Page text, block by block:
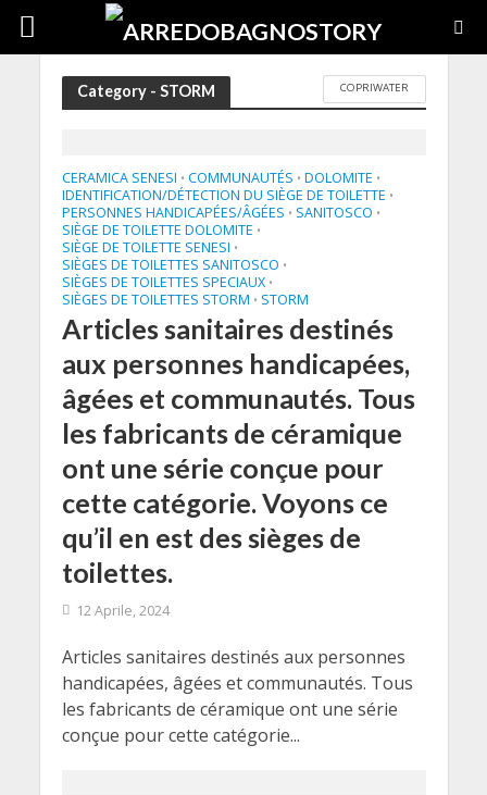
Category - STORM COPRIWATER
CERAMICA SENESI • COMMUNAUTÉS • DOLOMITE •
IDENTIFICATION/DÉTECTION DU SIÈGE DE TOILETTE •
PERSONNES HANDICAPÉES/ÂGÉES • SANITOSCO •
SIÈGE DE TOILETTE DOLOMITE •
SIÈGE DE TOILETTE SENESI •
SIÈGES DE TOILETTES SANITOSCO •
SIÈGES DE TOILETTES SPECIAUX •
SIÈGES DE TOILETTES STORM • STORM
Articles sanitaires destinés
aux personnes handicapées,
âgées et communautés. Tous
les fabricants de céramique
ont une série conçue pour
cette catégorie. Voyons ce
qu’il en est des sièges de
toilettes.
12 Aprile, 2024
Articles sanitaires destinés aux personnes
handicapées, âgées et communautés. Tous
les fabricants de céramique ont une série
conçue pour cette catégorie...